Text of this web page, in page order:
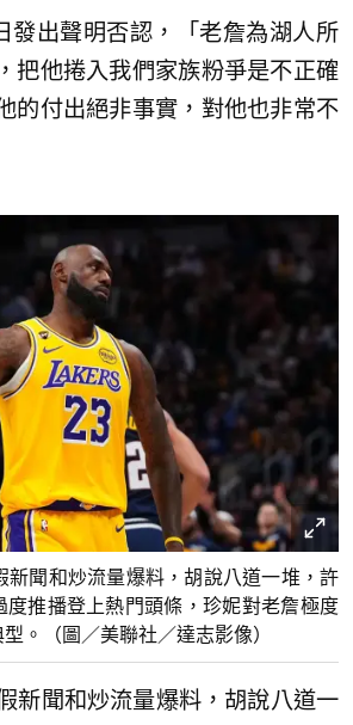
發出聲明否認，「老詹為湖人所
把他捲入我們家族粉爭是不正確
的付出絕非事實，對他也非常不
聞和炒流量爆料，胡說八道一堆，許
度推播登上熱門頭條，珍妮對老詹極度
。（圖／美聯社／達志影像）
新聞和炒流量爆料，胡說八道一